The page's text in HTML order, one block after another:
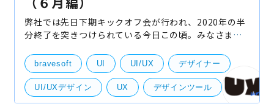
弊社では先日下期キックオフ会が行われ、2020年の半
分終了を突きつけられている今日この頃。みなさまい
ップデート！なサービスを紹介していきます。 「WW
bravesoft UI UI/UX デザイナー
UI/UXデザイン UX デザインツール